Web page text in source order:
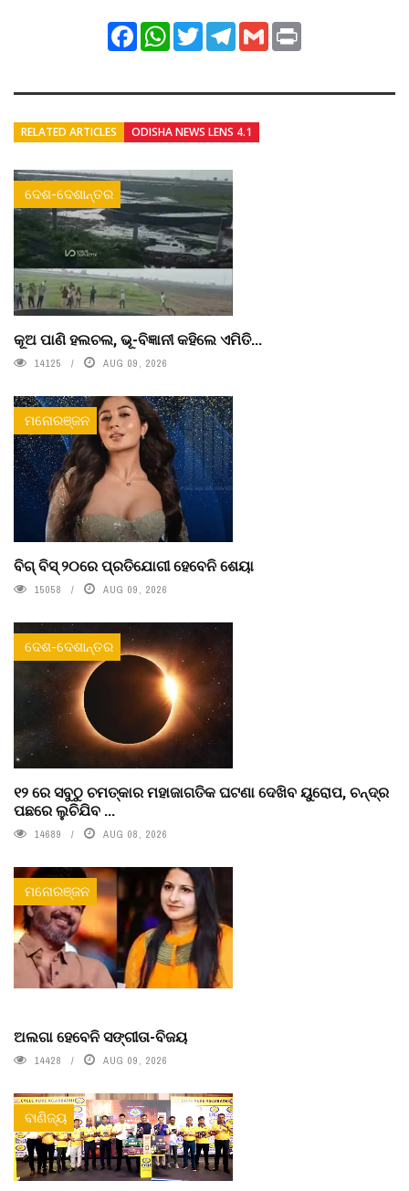
FacebookWhatsApp
TwitterTelegram
Gmail
RELATED ARTICLES ODISHA NEWS LENS 4.1
ଦେଶ-ଦେଶାନ୍ତର
କୂଅ ପାଣି ହଲଚଲ, ଭୂ-ବିଜ୍ଞାନୀ କହିଲେ ଏମିତି...
14125 AUG 09, 2026
ମନୋରଞ୍ଜନ
ବିଗ୍ ବିସ୍ ୨୦ରେ ପ୍ରତିଯୋଗୀ ହେବେନି ଶେୟା
15058 AUG 09, 2026
ଦେଶ-ଦେଶାନ୍ତର
୧୨ ରେ ସବୁଠୁ ଚମତ୍କାର ମହାଜାଗତିକ ଘଟଣା ଦେଖିବ ୟୁରୋପ, ଚନ୍ଦ୍ର
ପଛରେ ଲୁଚିଯିବ ...
14689 AUG 08, 2026
ମନୋରଞ୍ଜନ
ଅଲଗା ହେବେନି ସଙ୍ଗୀତା-ବିଜୟ
14428 AUG 09, 2026
ବାଣିଜ୍ୟ